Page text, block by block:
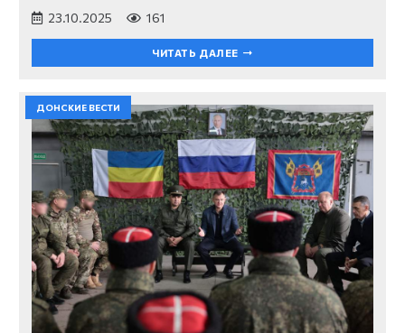
23.10.2025 161
ЧИТАТЬ ДАЛЕЕ
ДОНСКИЕ ВЕСТИ